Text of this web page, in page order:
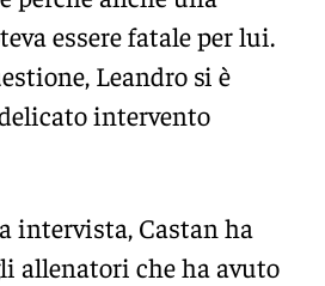
essere fatale per lui.
Leandro si è
intervento
intervista, Castan ha
allenatori che ha avuto